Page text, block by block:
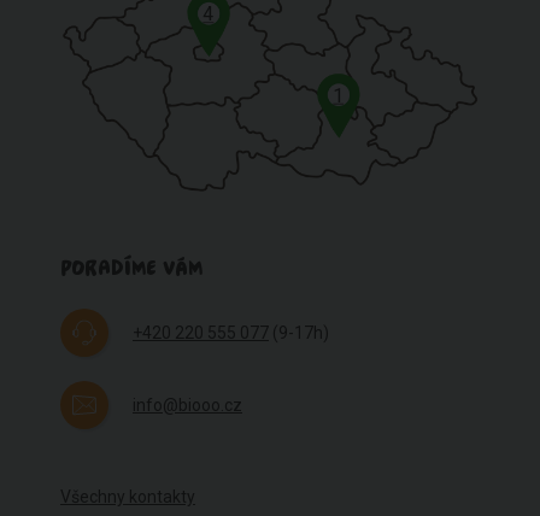
1
4
PORADÍME VÁM
+420 220 555 077 (9-17h)
info@biooo.cz
Všechny kontakty